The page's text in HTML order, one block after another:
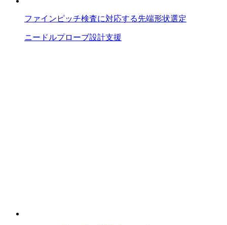
ファインピッチ検査に対応する先端形状選定
ニードルプローブ設計支援